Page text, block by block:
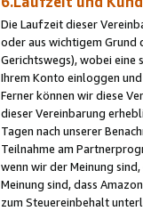
Die Laufzeit dieser
oder aus wichtigem Grund
Gerichtswegs), wobei eine
Ihrem Konto einloggen
Ferner können wir diese
dieser Vereinbarung
Tagen nach unserer
Teilnahme am
wenn wir der Meinung
Meinung sind, dass
zum Steuereinbehalt